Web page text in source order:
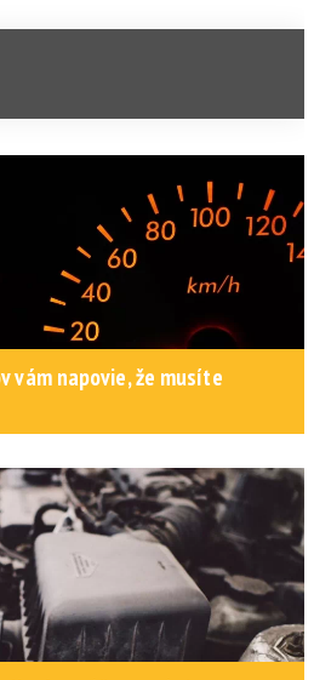
vám napovie, že musíte